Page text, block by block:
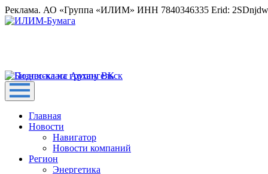
Реклама. АО «Группа «ИЛИМ» ИНН 7840346335 Erid:
Главная
Новости
Навигатор
Новости компаний
Регион
Энергетика